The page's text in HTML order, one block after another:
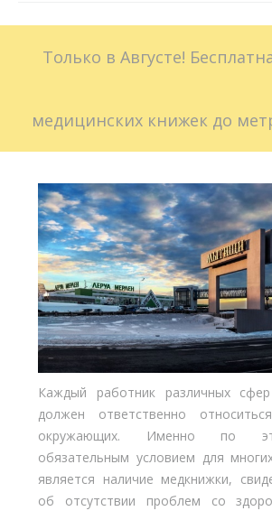
Больничные листы
Стоимость
Акции
Контакты
Только в Августе!
медицинских книжек до
Каждый работник различных сфер
должен ответственно
окружающих. Именно по
обязательным условием для
является наличие медкнижки,
об отсутствии проблем со